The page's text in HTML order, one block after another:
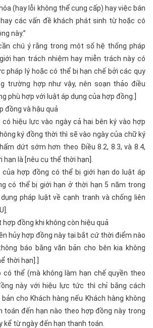
(hay lỗi không thể cung cấp) hay việc bán
hay các vấn đề khách phát sinh từ hoặc có
này.”
chú ý rằng trong một số hệ thống pháp
hạn trách nhiệm hay miễn trách này có
pháp lý hoặc có thể bị hạn chế bởi các quy
trường hợp như vậy, nên soạn thảo điều
phù hợp với luật áp dụng của hợp đồng.]
đồng và hậu quả
hiệu lực vào ngày cả hai bên ký vào hợp
ký đồng thời thì sẽ vào ngày của chữ ký
dứt sớm hơn theo Điều 8.2, 8.3, và 8.4,
là [nêu cụ thể thời hạn].
của hợp đồng có thể bị giới hạn do luật áp
có thể bị giới hạn ở thời hạn 5 năm trong
pháp luật về cạnh tranh và chống liên
hợp đồng khi không còn hiệu quả
hủy hợp đồng này tại bắt cứ thời điểm nào
báo bằng văn bản cho bên kia không
thời hạn].]
thể (mà không làm hạn chế quyền theo
này với hiệu lực tức thì chỉ bằng cách
cho Khách hàng nếu Khách hàng không
toán đến hạn nào theo hợp đồng này trong
kể từ ngày đến hạn thanh toán.